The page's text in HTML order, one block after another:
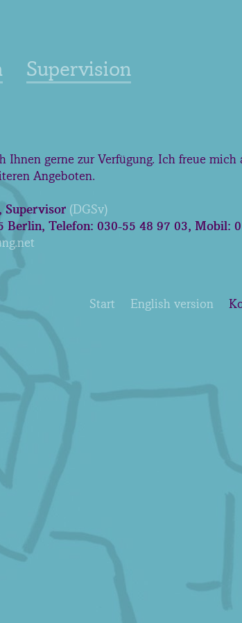
Supervision
gerne zur Verfügung. Ich freue mich
Angeboten.
Supervisor (DGSv)
Berlin, Telefon: 030-55 48 97 03, Mobil:
Start English version